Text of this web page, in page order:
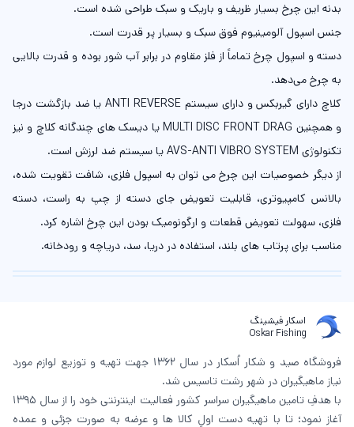
بدنه این چرخ بسیار ظریف و باریک و سبک طراحی شده است.
جنس اسپول آلومینیوم فوق سبک و بسیار پر قدرت است.
دسته و اسپول چرخ تماماً از فلز مقاوم در برابر آب شور بوده و قدرت بالایی
به چرخ می‌دهد.
کلاچ دارای گیربکس و دارای سیستم ANTI REVERSE یا ضد بازگشت درجا
و همچنین MULTI DISC FRONT DRAG یا دیسک های چندگانه کلاچ و نیز
تکنولوژی AVS-ANTI VIBRO SYSTEM یا سیستم ضد لرزش است.
از دیگر خصوصیات این چرخ می توان به اسپول فلزی، شافت تقویت شده،
بالانس کامپیوتری، قابلیت تعویض جای دسته از چپ به راست، دسته
فلزی، سهولت تعویض قطعات و ارگونومیک بودن این چرخ اشاره کرد.
مناسب برای پرتاب های بلند، استفاده در دریا، سد، دریاچه و رودخانه.
اسکار فیشینگ
Oskar Fishing
فروشگاه صید و شکار اُسکار در سال 1362 جهت تهیه و توزیع لوازم مورد
نیاز ماهیگیران در شهر رشت تاسیس شد.
با هدفِ تامین ماهیگیران سراسر کشور فعالیت اینترنتی خود را از سال 1395
آغاز نمود؛ تا با تهیه دست اولِ کالا ها و عرضه به صورت جزئی و عمده